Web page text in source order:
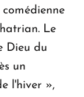
Le
Dieu du
un
l'hiver »,